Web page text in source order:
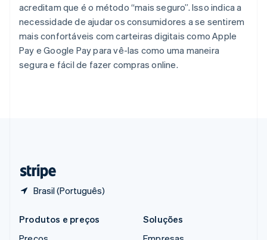
acreditam que é o método “mais seguro”. Isso indica a
necessidade de ajudar os consumidores a se sentirem
mais confortáveis com carteiras digitais como Apple
Pay e Google Pay para vê-las como uma maneira
segura e fácil de fazer compras online.
Brasil (Português)
Reino Unido
English
República Tcheca
English
Romênia
English
Produtos e preços
Soluções